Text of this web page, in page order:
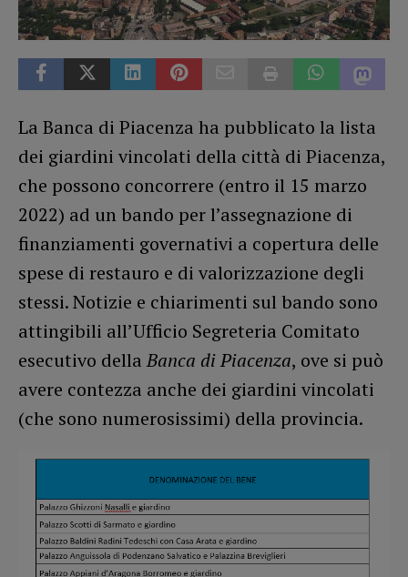
La Banca di Piacenza ha pubblicato la lista
dei giardini vincolati della città di Piacenza,
che possono concorrere (entro il 15 marzo
2022) ad un bando per l’assegnazione di
finanziamenti governativi a copertura delle
spese di restauro e di valorizzazione degli
stessi. Notizie e chiarimenti sul bando sono
attingibili all’Ufficio Segreteria Comitato
esecutivo dellaBanca di Piacenza, ove si può
avere contezza anche dei giardini vincolati
(che sono numerosissimi) della provincia.